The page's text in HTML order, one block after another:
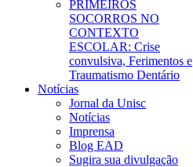
PRIMEIROS
SOCORROS NO
CONTEXTO
ESCOLAR: Crise
convulsiva, Ferimentos e
Traumatismo Dentário
Notícias
Jornal da Unisc
Notícias
Imprensa
Blog EAD
Sugira sua divulgação